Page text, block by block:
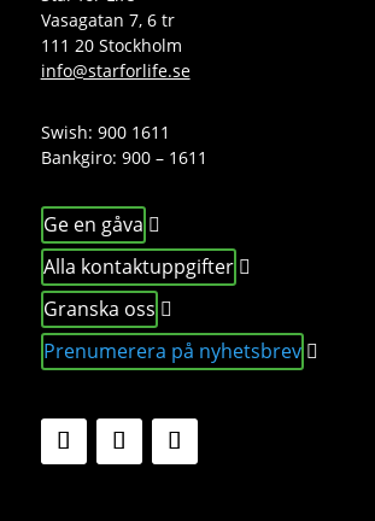
Vasagatan 7, 6 tr
111 20 Stockholm
info@starforlife.se
Swish: 900 1611
Bankgiro: 900 – 1611
Ge en gåva
Alla kontaktuppgifter
Granska oss
Prenumerera på nyhetsbrev